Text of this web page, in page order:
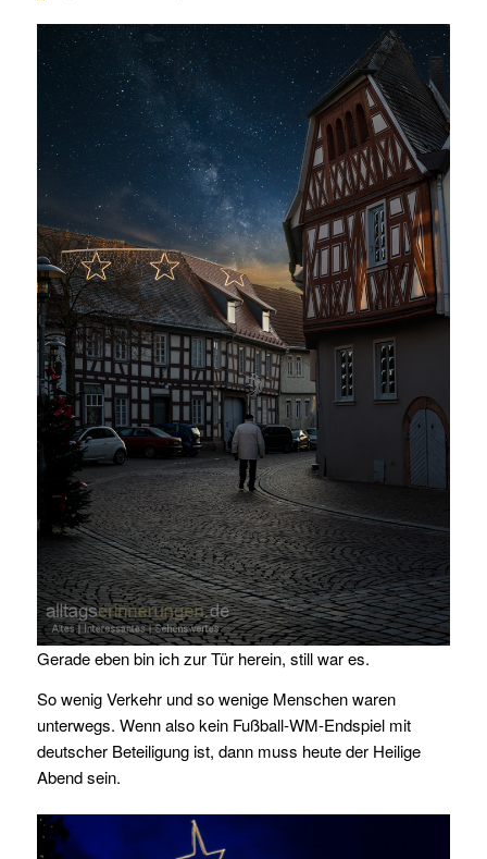
Gerade eben bin ich zur Tür herein, still war es.
So wenig Verkehr und so wenige Menschen waren
unterwegs. Wenn also kein Fußball-WM-Endspiel mit
deutscher Beteiligung ist, dann muss heute der Heilige
Abend sein.